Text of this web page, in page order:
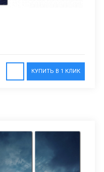
КУПИТЬ В 1 КЛИК